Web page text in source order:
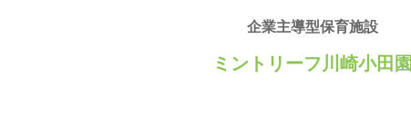
企業主導型保育施設
ミントリーフ川崎小田園